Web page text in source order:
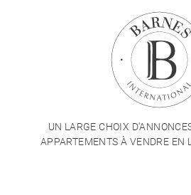
UN LARGE CHOIX
APPARTEMENTS À VENDRE EN